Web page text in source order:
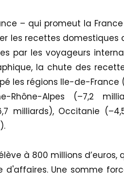
– qui promeut la
les recettes domestiques
par les voyageurs
la chute des
les régions Ile-de-France
Rhône-Alpes (–7,2
milliards), Occitanie
à 800 millions d’euros,
Une somme